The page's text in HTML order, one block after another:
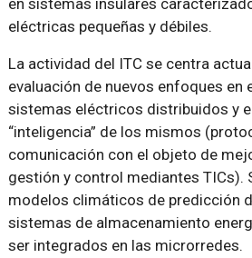
en sistemas insulares
eléctricas pequeñas y débiles.
La actividad del ITC se centra
evaluación de nuevos enfoques en
sistemas eléctricos distribuidos y
“inteligencia” de los mismos
comunicación con el objeto de
gestión y control mediantes TICs).
modelos climáticos de predicción
sistemas de almacenamiento
ser integrados en las microrredes.